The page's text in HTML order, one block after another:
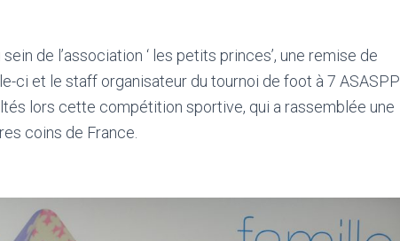
de l’association ‘ les petits princes’, une remise de
ci et le staff organisateur du tournoi de foot à 7 ASASPP .
lors cette compétition sportive, qui a rassemblée une
coins de France.